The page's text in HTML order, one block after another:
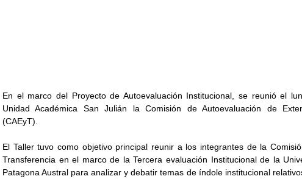
En el marco del Proyecto de Autoevaluación Institucional, se reunió el
Unidad Académica San Julián la Comisión de Autoevaluación de
(CAEyT).
El Taller tuvo como objetivo principal reunir a los integrantes de la
Transferencia en el marco de la Tercera evaluación Institucional de la
Patagona Austral para analizar y debatir temas de índole institucional